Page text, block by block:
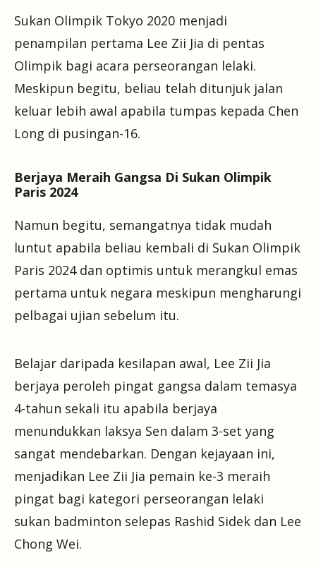
Sukan Olimpik Tokyo 2020 menjadi
penampilan pertama Lee Zii Jia di pentas
Olimpik bagi acara perseorangan lelaki.
Meskipun begitu, beliau telah ditunjuk jalan
keluar lebih awal apabila tumpas kepada Chen
Long di pusingan-16.
Berjaya Meraih Gangsa Di Sukan Olimpik
Paris 2024
Namun begitu, semangatnya tidak mudah
luntut apabila beliau kembali di Sukan Olimpik
Paris 2024 dan optimis untuk merangkul emas
pertama untuk negara meskipun mengharungi
pelbagai ujian sebelum itu.
Belajar daripada kesilapan awal, Lee Zii Jia
berjaya peroleh pingat gangsa dalam temasya
4-tahun sekali itu apabila berjaya
menundukkan laksya Sen dalam 3-set yang
sangat mendebarkan. Dengan kejayaan ini,
menjadikan Lee Zii Jia pemain ke-3 meraih
pingat bagi kategori perseorangan lelaki
sukan badminton selepas Rashid Sidek dan Lee
Chong Wei.